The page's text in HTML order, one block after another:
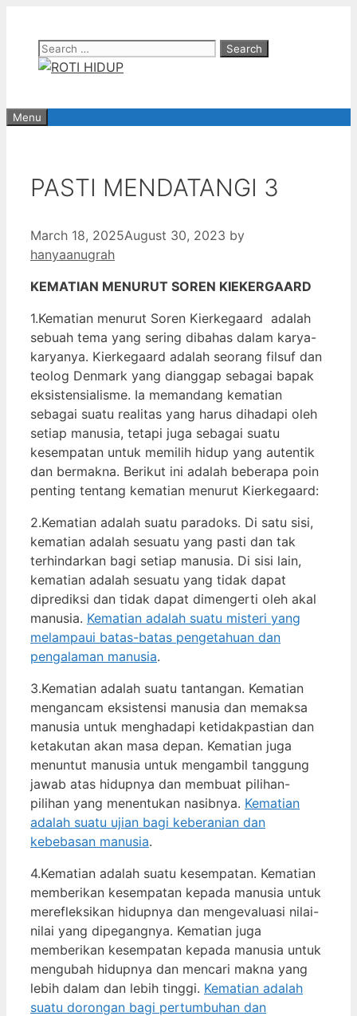
contentSearch
for:
Menu
PASTI MENDATANGI 3
March 18, 2025August 30, 2023 by
hanyaanugrah
KEMATIAN MENURUT SOREN KIEKERGAARD
1.Kematian menurut Soren Kierkegaard adalah
sebuah tema yang sering dibahas dalam karya-
karyanya. Kierkegaard adalah seorang filsuf dan
teolog Denmark yang dianggap sebagai bapak
eksistensialisme. Ia memandang kematian
sebagai suatu realitas yang harus dihadapi oleh
setiap manusia, tetapi juga sebagai suatu
kesempatan untuk memilih hidup yang autentik
dan bermakna. Berikut ini adalah beberapa poin
penting tentang kematian menurut Kierkegaard:
2.Kematian adalah suatu paradoks. Di satu sisi,
kematian adalah sesuatu yang pasti dan tak
terhindarkan bagi setiap manusia. Di sisi lain,
kematian adalah sesuatu yang tidak dapat
diprediksi dan tidak dapat dimengerti oleh akal
manusia. Kematian adalah suatu misteri yang
melampaui batas-batas pengetahuan dan
pengalaman manusia.
3.Kematian adalah suatu tantangan. Kematian
mengancam eksistensi manusia dan memaksa
manusia untuk menghadapi ketidakpastian dan
ketakutan akan masa depan. Kematian juga
menuntut manusia untuk mengambil tanggung
jawab atas hidupnya dan membuat pilihan-
pilihan yang menentukan nasibnya. Kematian
adalah suatu ujian bagi keberanian dan
kebebasan manusia.
4.Kematian adalah suatu kesempatan. Kematian
memberikan kesempatan kepada manusia untuk
merefleksikan hidupnya dan mengevaluasi nilai-
nilai yang dipegangnya. Kematian juga
memberikan kesempatan kepada manusia untuk
mengubah hidupnya dan mencari makna yang
lebih dalam dan lebih tinggi. Kematian adalah
suatu dorongan bagi pertumbuhan dan